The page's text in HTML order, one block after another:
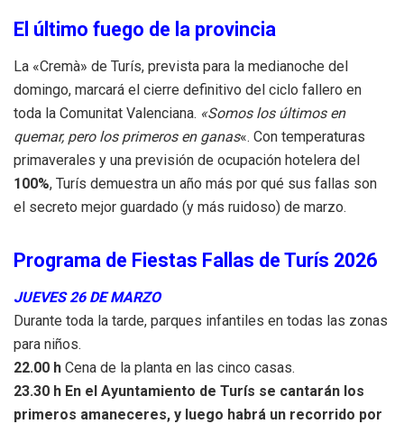
El último fuego de la provincia
La «Cremà» de Turís, prevista para la medianoche del
domingo, marcará el cierre definitivo del ciclo fallero en
toda la Comunitat Valenciana. «Somos los últimos en
quemar, pero los primeros en ganas«. Con temperaturas
primaverales y una previsión de ocupación hotelera del
100%, Turís demuestra un año más por qué sus fallas son
el secreto mejor guardado (y más ruidoso) de marzo.
Programa de Fiestas Fallas de Turís 2026
JUEVES 26 DE MARZO
Durante toda la tarde, parques infantiles en todas las zonas
para niños.
22.00 h Cena de la planta en las cinco casas.
23.30 h En el Ayuntamiento de Turís se cantarán los
primeros amaneceres, y luego habrá un recorrido por